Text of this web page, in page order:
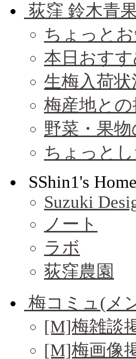
荻窪 鈴木青
ちょっと
本日おす
生梅入荷状
梅産地と
野菜・果
ちょっと
SShin1's
Suzuki
ノート
ラボ
荻窪農園
梅コミュ(メ
[M]梅雑談
[M]梅画像